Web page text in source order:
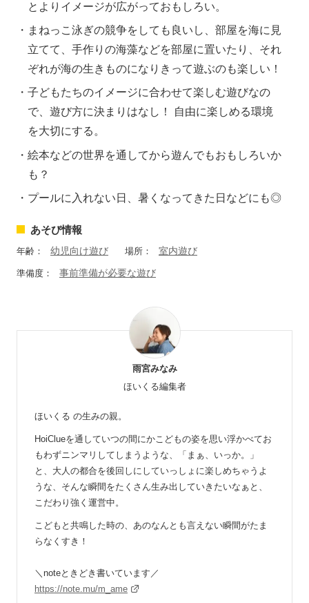
とよりイメージが広がっておもしろい。
まねっこ泳ぎの競争をしても良いし、部屋を海に見
立てて、手作りの海藻などを部屋に置いたり、それ
ぞれが海の生きものになりきって遊ぶのも楽しい！
子どもたちのイメージに合わせて楽しむ遊びなの
で、遊び方に決まりはなし！ 自由に楽しめる環境
を大切にする。
絵本などの世界を通してから遊んでもおもしろいか
も？
プールに入れない日、暑くなってきた日などにも◎
あそび情報
年齢： 幼児向け遊び 場所： 室内遊び
準備度： 事前準備が必要な遊び
雨宮みなみ
ほいくる編集者
ほいくる の生みの親。
HoiClueを通していつの間にかこどもの姿を思い浮かべてお
もわずニンマリしてしまうような、「まぁ、いっか。」
と、大人の都合を後回しにしていっしょに楽しめちゃうよ
うな、そんな瞬間をたくさん生み出していきたいなぁと、
こだわり強く運営中。
こどもと共鳴した時の、あのなんとも言えない瞬間がたま
らなくすき！
＼noteときどき書いています／
https://note.mu/m_ame